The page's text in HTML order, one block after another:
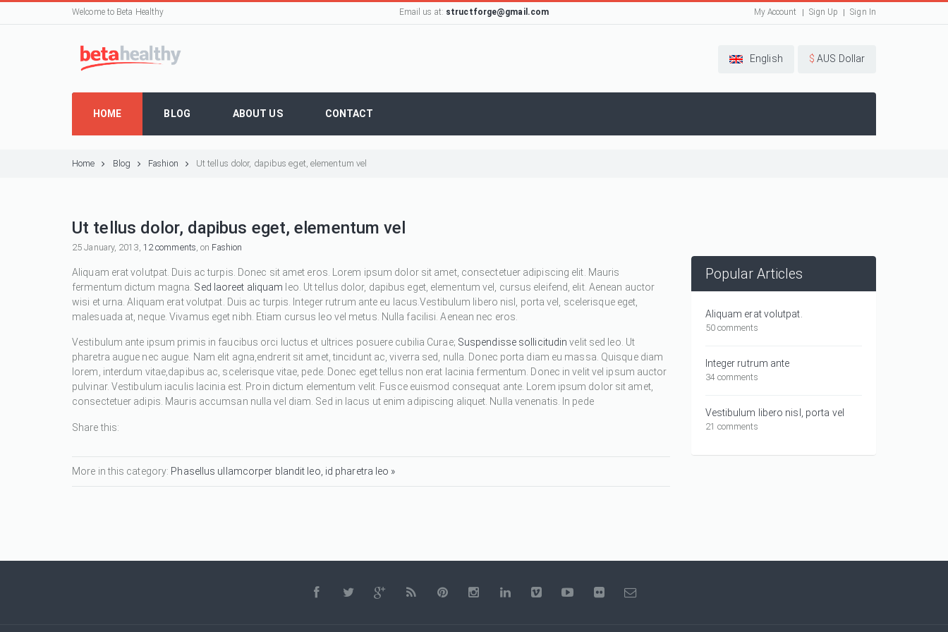
Welcome to Beta Healthy Email us at: structforge@gmail.com My Account Sign Up Sign In
English $ AUS Dollar
HOME BLOG ABOUT US CONTACT
Home Blog Fashion Ut tellus dolor, dapibus eget, elementum vel
Ut tellus dolor, dapibus eget, elementum vel
25 January, 2013, 12 comments, on Fashion
Aliquam erat volutpat. Duis ac turpis. Donec sit amet eros. Lorem ipsum dolor sit amet, consectetuer adipiscing elit. Mauris
fermentum dictum magna. Sed laoreet aliquam leo. Ut tellus dolor, dapibus eget, elementum vel, cursus eleifend, elit. Aenean auctor
wisi et urna. Aliquam erat volutpat. Duis ac turpis. Integer rutrum ante eu lacus.Vestibulum libero nisl, porta vel, scelerisque eget,
malesuada at, neque. Vivamus eget nibh. Etiam cursus leo vel metus. Nulla facilisi. Aenean nec eros.
Vestibulum ante ipsum primis in faucibus orci luctus et ultrices posuere cubilia Curae; Suspendisse sollicitudin velit sed leo. Ut
pharetra augue nec augue. Nam elit agna,endrerit sit amet, tincidunt ac, viverra sed, nulla. Donec porta diam eu massa. Quisque diam
lorem, interdum vitae,dapibus ac, scelerisque vitae, pede. Donec eget tellus non erat lacinia fermentum. Donec in velit vel ipsum auctor
pulvinar. Vestibulum iaculis lacinia est. Proin dictum elementum velit. Fusce euismod consequat ante. Lorem ipsum dolor sit amet,
consectetuer adipis. Mauris accumsan nulla vel diam. Sed in lacus ut enim adipiscing aliquet. Nulla venenatis. In pede
Share this:
More in this category: Phasellus ullamcorper blandit leo, id pharetra leo »
Popular Articles
Aliquam erat volutpat.
50 comments
Integer rutrum ante
34 comments
Vestibulum libero nisl, porta vel
21 comments